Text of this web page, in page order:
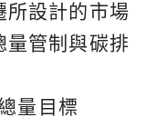
所設計的市場
量管制與碳排
量目標